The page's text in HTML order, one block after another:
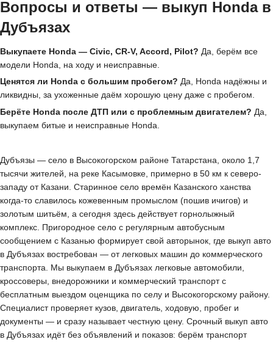
Вопросы и ответы — выкуп Honda в
Дубъязах
Выкупаете Honda — Civic, CR-V, Accord, Pilot? Да, берём все
модели Honda, на ходу и неисправные.
Ценятся ли Honda с большим пробегом? Да, Honda надёжны и
ликвидны, за ухоженные даём хорошую цену даже с пробегом.
Берёте Honda после ДТП или с проблемным двигателем? Да,
выкупаем битые и неисправные Honda.
Дубъязы — село в Высокогорском районе Татарстана, около 1,7
тысячи жителей, на реке Касымовке, примерно в 50 км к северо-
западу от Казани. Старинное село времён Казанского ханства
когда-то славилось кожевенным промыслом (пошив ичигов) и
золотым шитьём, а сегодня здесь действует горнолыжный
комплекс. Пригородное село с регулярным автобусным
сообщением с Казанью формирует свой авторынок, где выкуп авто
в Дубъязах востребован — от легковых машин до коммерческого
транспорта. Мы выкупаем в Дубъязах легковые автомобили,
кроссоверы, внедорожники и коммерческий транспорт с
бесплатным выездом оценщика по селу и Высокогорскому району.
Специалист проверяет кузов, двигатель, ходовую, пробег и
документы — и сразу называет честную цену. Срочный выкуп авто
в Дубъязах идёт без объявлений и показов: берём транспорт